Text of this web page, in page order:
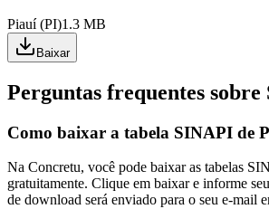
Piauí(PI)1.3 MB
Baixar
Perguntas frequentes
Como baixar a tabela SINAPI de
Na Concretu, você pode baixar as tabelas
gratuitamente. Clique em baixar e informe
de download será enviado para o seu e-mail